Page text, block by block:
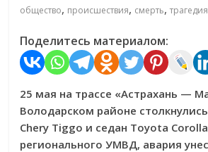
общество, происшествия, смерть,трагедия
Поделитесь материалом:
25 мая на трассе «Астрахань —
Володарском районе
Chery Tiggo и седан Toyota
регионального УМВД, авария